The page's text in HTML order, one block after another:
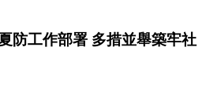
防工作部署 多措並舉築牢社